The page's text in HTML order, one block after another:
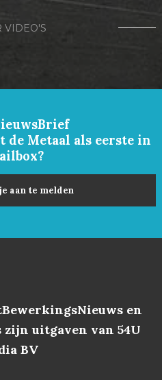
VIDEO'S
de Metaal als eerste in
aan te melden
en
uitgaven van 54U
BV